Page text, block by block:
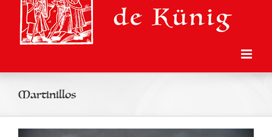
Martinillos